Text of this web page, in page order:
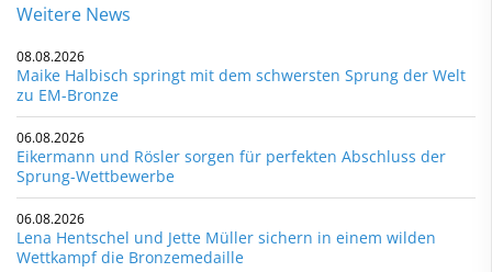
Weitere News
08.08.2026
Maike Halbisch springt mit dem schwersten Sprung der Welt
zu EM-Bronze
06.08.2026
Eikermann und Rösler sorgen für perfekten Abschluss der
Sprung-Wettbewerbe
06.08.2026
Lena Hentschel und Jette Müller sichern in einem wilden
Wettkampf die Bronzemedaille